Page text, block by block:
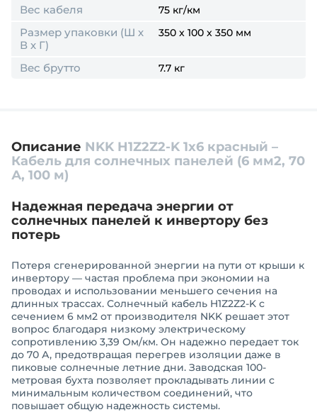
Вес кабеля 75 кг/км
Размер упаковки (Ш х
В х Г)
350 x 100 x 350 мм
Вес брутто 7.7 кг
Описание NKK H1Z2Z2-K 1x6 красный –
Кабель для солнечных панелей (6 мм2, 70
А, 100 м)
Надежная передача энергии от
солнечных панелей к инвертору без
потерь
Потеря сгенерированной энергии на пути от крыши к
инвертору — частая проблема при экономии на
проводах и использовании меньшего сечения на
длинных трассах. Солнечный кабель H1Z2Z2-K с
сечением 6 мм2 от производителя NKK решает этот
вопрос благодаря низкому электрическому
сопротивлению 3,39 Ом/км. Он надежно передает ток
до 70 А, предотвращая перегрев изоляции даже в
пиковые солнечные летние дни. Заводская 100-
метровая бухта позволяет прокладывать линии с
минимальным количеством соединений, что
повышает общую надежность системы.